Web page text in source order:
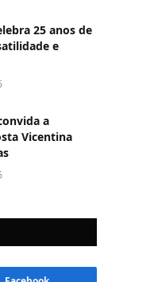
25 anos de
e
a
Vicentina